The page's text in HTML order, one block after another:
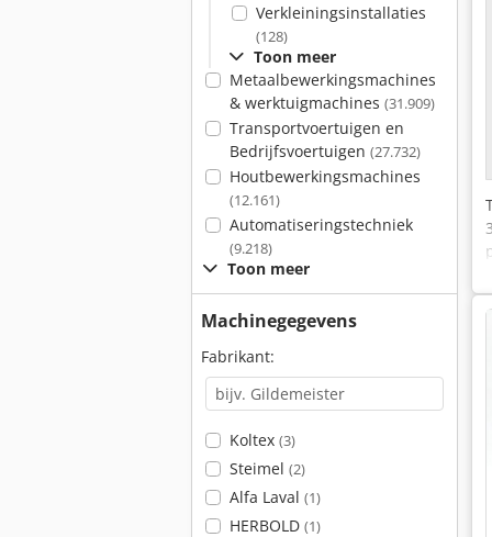
Verkleiningsinstallaties
(128)
Toon meer
Metaalbewerkingsmachines
& werktuigmachines (31.909)
Transportvoertuigen en
Bedrijfsvoertuigen (27.732)
Houtbewerkingsmachines
(12.161)
Automatiseringstechniek
(9.218)
Toon meer
Machinegegevens
Fabrikant:
Koltex (3)
Steimel (2)
Alfa Laval (1)
HERBOLD (1)